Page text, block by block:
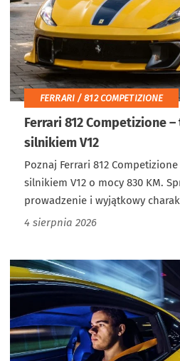
FERRARI / 812 COMPETIZIONE
Ferrari 812 Competizione
silnikiem V12
Poznaj Ferrari 812
silnikiem V12 o mocy 830 KM.
prowadzenie i wyjątkowy
4 sierpnia 2026